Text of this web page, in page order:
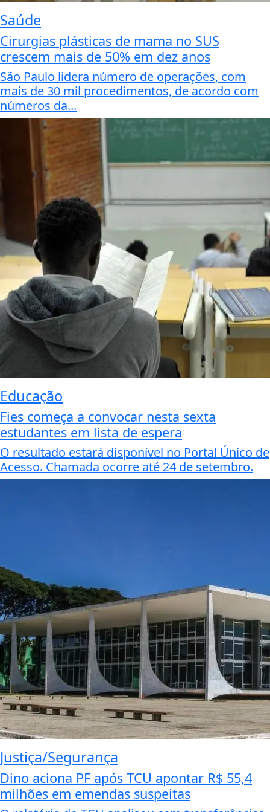
Saúde
Cirurgias plásticas de mama no SUS
crescem mais de 50% em dez anos
São Paulo lidera número de operações, com
mais de 30 mil procedimentos, de acordo com
números da...
Educação
Fies começa a convocar nesta sexta
estudantes em lista de espera
O resultado estará disponível no Portal Único de
Acesso. Chamada ocorre até 24 de setembro.
Justiça/Segurança
Dino aciona PF após TCU apontar R$ 55,4
milhões em emendas suspeitas